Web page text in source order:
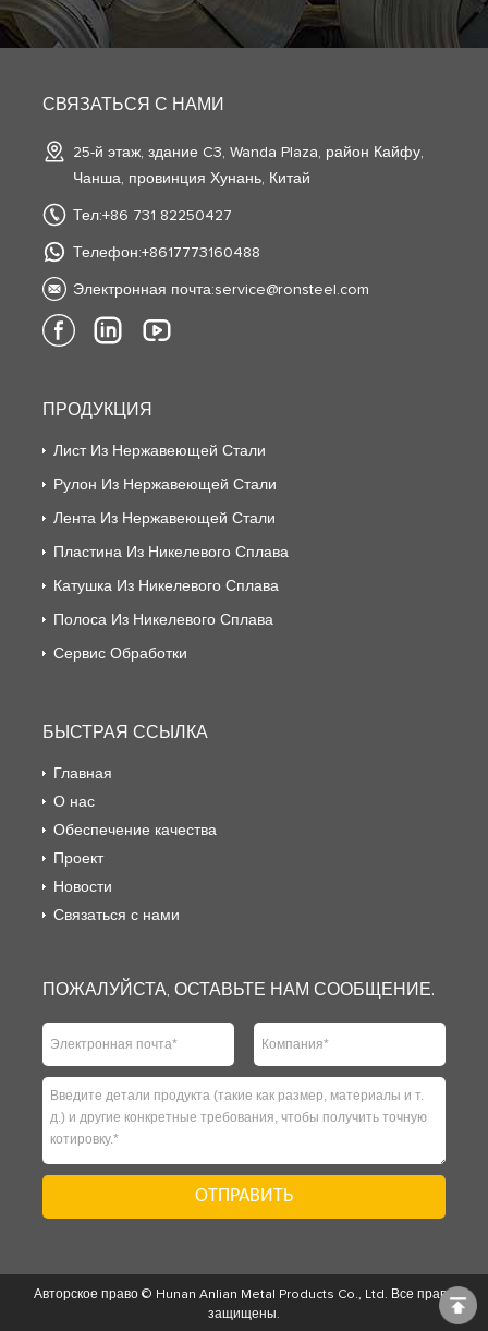
СВЯЗАТЬСЯ С НАМИ
25-й этаж, здание C3, Wanda Plaza, район Кайфу,
Чанша, провинция Хунань, Китай
Тел:+86 731 82250427
Телефон:+8617773160488
Электронная почта:service@ronsteel.com
ПРОДУКЦИЯ
Лист Из Нержавеющей Стали
Рулон Из Нержавеющей Стали
Лента Из Нержавеющей Стали
Пластина Из Никелевого Сплава
Катушка Из Никелевого Сплава
Полоса Из Никелевого Сплава
Сервис Обработки
БЫСТРАЯ ССЫЛКА
Главная
О нас
Обеспечение качества
Проект
Новости
Связаться с нами
ПОЖАЛУЙСТА, ОСТАВЬТЕ НАМ СООБЩЕНИЕ.
Авторское право © Hunan Anlian Metal Products Co., Ltd. Все права
защищены.